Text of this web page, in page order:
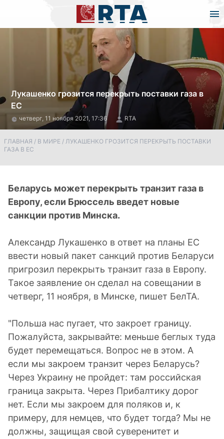
Лукашенко грозится перекрыть поставки газа в
ЕС
четверг, 11 ноября 2021, 17:36 RTA
ГЛАВНАЯ / В МИРЕ / ЛУКАШЕНКО ГРОЗИТСЯ ПЕРЕКРЫТЬ ПОСТАВКИ
ГАЗА В ЕС
Беларусь может перекрыть транзит газа в
Европу, если Брюссель введет новые
санкции против Минска.
Александр Лукашенко в ответ на планы ЕС
ввести новый пакет санкций против Беларуси
пригрозил перекрыть транзит газа в Европу.
Такое заявление он сделал на совещании в
четверг, 11 ноября, в Минске, пишет БелТА.
"Польша нас пугает, что закроет границу.
Пожалуйста, закрывайте: меньше беглых туда
будет перемещаться. Вопрос не в этом. А
если мы закроем транзит через Беларусь?
Через Украину не пройдет: там российская
граница закрыта. Через Прибалтику дорог
нет. Если мы закроем для поляков и, к
примеру, для немцев, что будет тогда? Мы не
должны, защищая свой суверенитет и